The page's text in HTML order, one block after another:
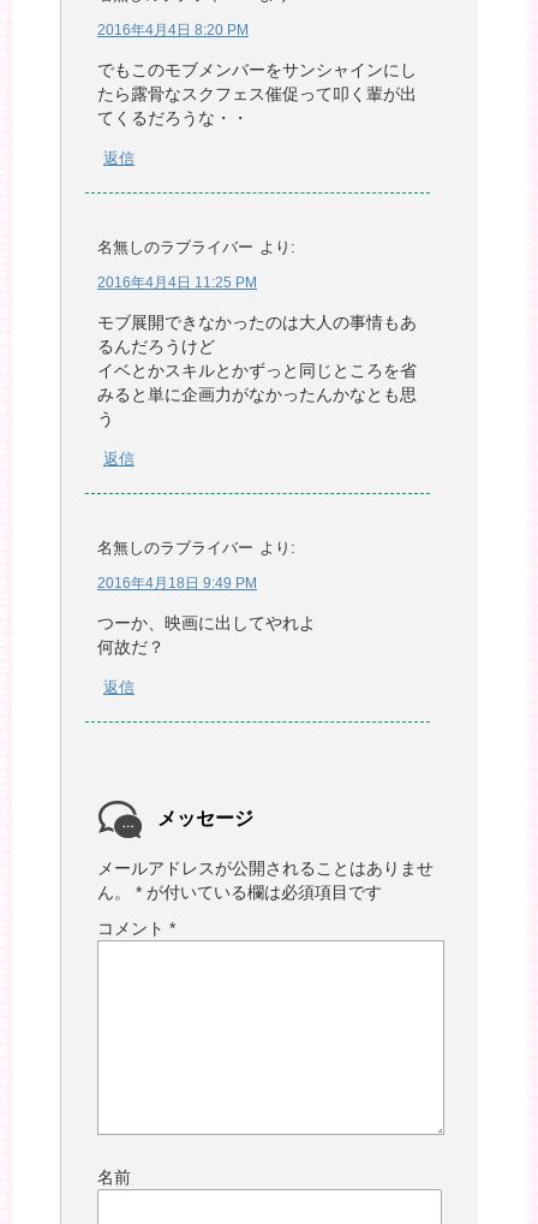
2016年4月4日 8:20 PM
でもこのモブメンバーをサンシャインにし
たら露骨なスクフェス催促って叩く輩が出
てくるだろうな・・
返信
名無しのラブライバー より:
2016年4月4日 11:25 PM
モブ展開できなかったのは大人の事情もあ
るんだろうけど
イベとかスキルとかずっと同じところを省
みると単に企画力がなかったんかなとも思
う
返信
名無しのラブライバー より:
2016年4月18日 9:49 PM
つーか、映画に出してやれよ
何故だ？
返信
メッセージ
メールアドレスが公開されることはありませ
ん。
* が付いている欄は必須項目です
コメント *
名前